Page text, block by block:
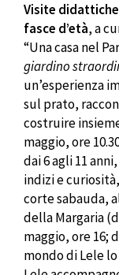
Visite
fasce d’età, a
“Una casa nel
giardino
un’esperienza
sul prato,
costruire
maggio, ore
dai 6 agli 11
indizi e
corte sabauda,
della Margaria
maggio, ore 16;
mondo di Lele